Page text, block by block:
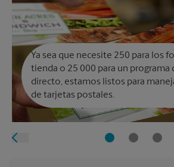
Ya sea que necesite 250 para los
tienda o 25 000 para un programa
directo, estamos listos para
de tarjetas postales.